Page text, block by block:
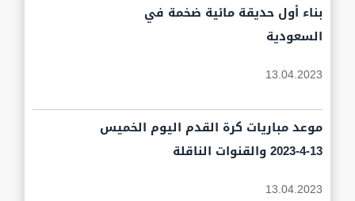
بناء أول حديقة مائية ضخمة في
السعودية
13.04.2023
موعد مباريات كرة القدم اليوم الخميس
13-4-2023 والقنوات الناقلة
13.04.2023